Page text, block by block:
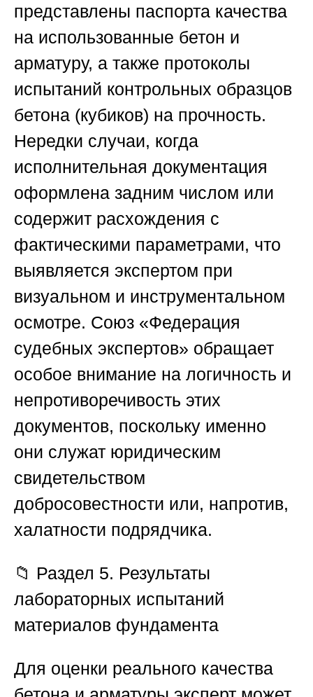
представлены паспорта качества
на использованные бетон и
арматуру, а также протоколы
испытаний контрольных образцов
бетона (кубиков) на прочность.
Нередки случаи, когда
исполнительная документация
оформлена задним числом или
содержит расхождения с
фактическими параметрами, что
выявляется экспертом при
визуальном и инструментальном
осмотре. Союз «Федерация
судебных экспертов» обращает
особое внимание на логичность и
непротиворечивость этих
документов, поскольку именно
они служат юридическим
свидетельством
добросовестности или, напротив,
халатности подрядчика.
📁 Раздел 5. Результаты
лабораторных испытаний
материалов фундамента
Для оценки реального качества